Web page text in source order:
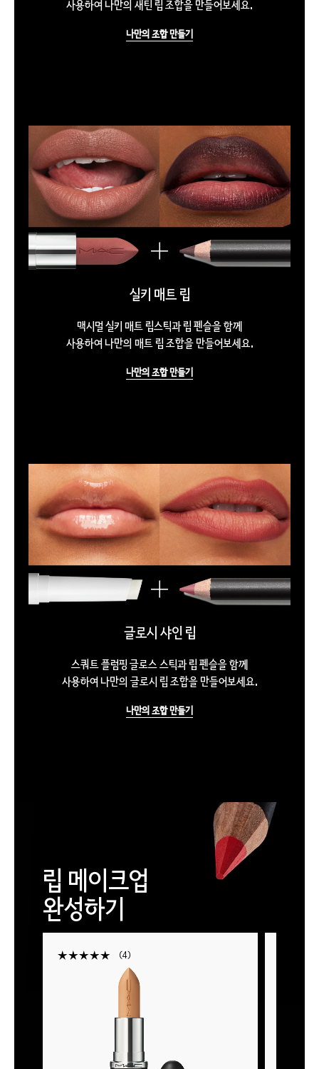
사용하여 나만의 새틴 립 조합을 만들어보세요.
나만의 조합 만들기
실키 매트 립
맥시멀 실키 매트 립스틱과 립 펜슬을 함께
사용하여 나만의 매트 립 조합을 만들어보세요.
나만의 조합 만들기
글로시 샤인 립
스쿼트 플럼핑 글로스 스틱과 립 펜슬을 함께
사용하여 나만의 글로시 립 조합을 만들어보세요.
나만의 조합 만들기
립 메이크업
완성하기
4